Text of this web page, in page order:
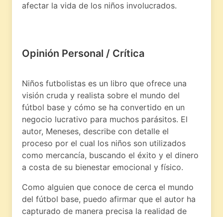
afectar la vida de los niños involucrados.
Opinión Personal / Crítica
Niños futbolistas es un libro que ofrece una
visión cruda y realista sobre el mundo del
fútbol base y cómo se ha convertido en un
negocio lucrativo para muchos parásitos. El
autor, Meneses, describe con detalle el
proceso por el cual los niños son utilizados
como mercancía, buscando el éxito y el dinero
a costa de su bienestar emocional y físico.
Como alguien que conoce de cerca el mundo
del fútbol base, puedo afirmar que el autor ha
capturado de manera precisa la realidad de